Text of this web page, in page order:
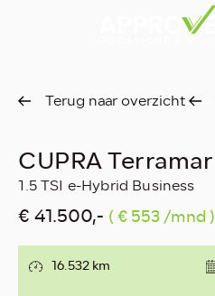
Terug naar overzicht
CUPRA Terramar
1.5 TSI e-Hybrid Business
€ 41.500,- ( € 553 /mnd )
16.532 km